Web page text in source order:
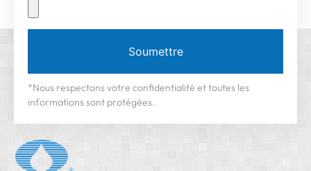
Soumettre
*Nous respectons votre confidentialité et toutes les
informations sont protégées.